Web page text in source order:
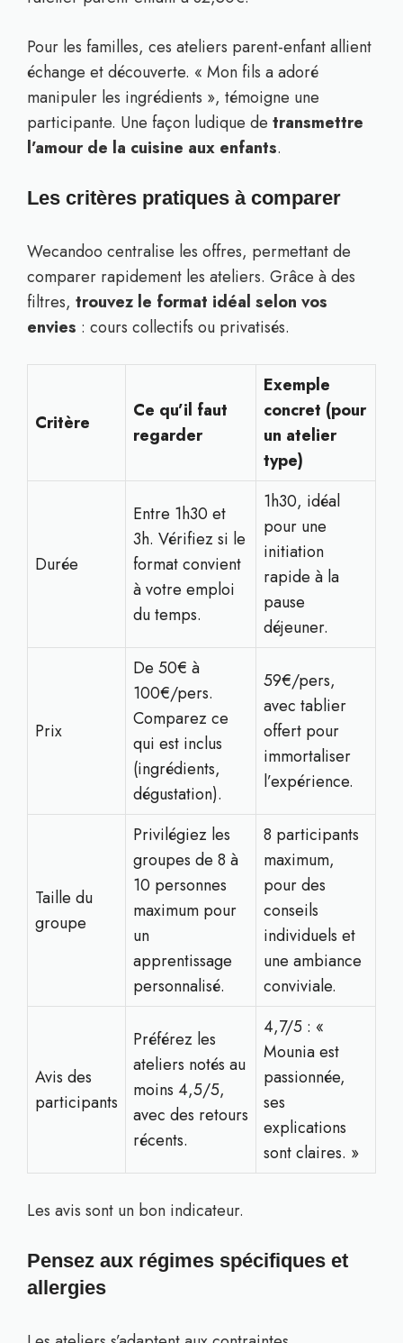
Pour les familles, ces ateliers parent-enfant allient
échange et découverte. « Mon fils a adoré
manipuler les ingrédients », témoigne une
participante. Une façon ludique de transmettre
l’amour de la cuisine aux enfants.
Les critères pratiques à comparer
Wecandoo centralise les offres, permettant de
comparer rapidement les ateliers. Grâce à des
filtres, trouvez le format idéal selon vos
envies : cours collectifs ou privatisés.
Critère
Ce qu’il faut
regarder
Exemple
concret (pour
un atelier
type)
Durée
Entre 1h30 et
3h. Vérifiez si le
format convient
à votre emploi
du temps.
1h30, idéal
pour une
initiation
rapide à la
pause
déjeuner.
Prix
De 50€ à
100€/pers.
Comparez ce
qui est inclus
(ingrédients,
dégustation).
59€/pers,
avec tablier
offert pour
immortaliser
l’expérience.
Taille du
groupe
Privilégiez les
groupes de 8 à
10 personnes
maximum pour
un
apprentissage
personnalisé.
8 participants
maximum,
pour des
conseils
individuels et
une ambiance
conviviale.
Avis des
participants
Préférez les
ateliers notés au
moins 4,5/5,
avec des retours
récents.
4,7/5 : «
Mounia est
passionnée,
ses
explications
sont claires. »
Les avis sont un bon indicateur.
Pensez aux régimes spécifiques et
allergies